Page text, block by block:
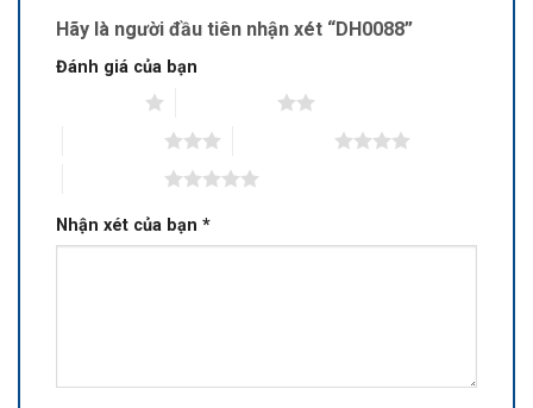
Hãy là người đầu tiên nhận xét “DH0088”
Đánh giá của bạn
Nhận xét của bạn *